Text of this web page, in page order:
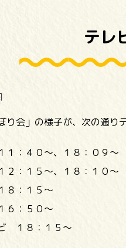
テレ
り会」の様子が、次の通り
１：４０～、１８：０９～
１５～、１８：１０～
：１５～
６：５０～
１８：１５～